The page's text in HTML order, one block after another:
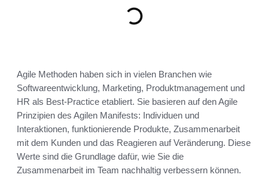
Agile Methoden haben sich in vielen Branchen wie
Softwareentwicklung, Marketing, Produktmanagement und
HR als Best-Practice etabliert. Sie basieren auf den Agile
Prinzipien des Agilen Manifests: Individuen und
Interaktionen, funktionierende Produkte, Zusammenarbeit
mit dem Kunden und das Reagieren auf Veränderung. Diese
Werte sind die Grundlage dafür, wie Sie die
Zusammenarbeit im Team nachhaltig verbessern können.